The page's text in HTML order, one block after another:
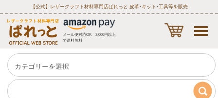
【公式】レザークラフト材料専門店ぱれっと‐皮革･キット･工具等を販売
メール便対応OK 3,000円以上
で送料無料